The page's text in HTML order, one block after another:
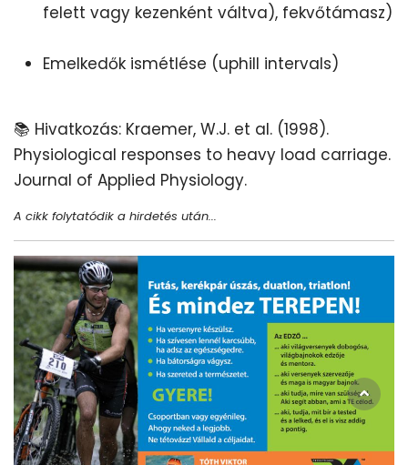
felett vagy kezenként váltva), fekvőtámasz)
Emelkedők ismétlése (uphill intervals)
📚 Hivatkozás: Kraemer, W.J. et al. (1998).
Physiological responses to heavy load carriage.
Journal of Applied Physiology.
A cikk folytatódik a hirdetés után...